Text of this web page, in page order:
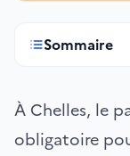
Sommaire
À Chelles, le
obligatoire